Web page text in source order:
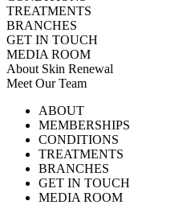
TREATMENTS
BRANCHES
GET IN TOUCH
MEDIA ROOM
About Skin Renewal
Meet Our Team
Careers
Download Brochure
TV SeriesABOUT
MEMBERSHIPS
CONDITIONS
TREATMENTS
BRANCHES
GET IN TOUCH
MEDIA ROOM